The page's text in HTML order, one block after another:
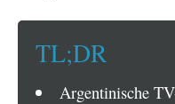
TL;DR
Argentinische